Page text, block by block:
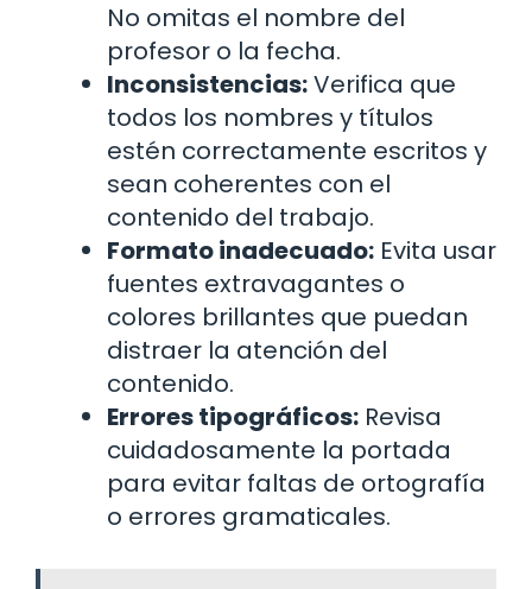
No omitas el nombre del
profesor o la fecha.
Inconsistencias:Verifica que
todos los nombres y títulos
estén correctamente escritos y
sean coherentes con el
contenido del trabajo.
Formato inadecuado: Evita usar
fuentes extravagantes o
colores brillantes que puedan
distraer la atención del
contenido.
Errores tipográficos: Revisa
cuidadosamente la portada
para evitar faltas de ortografía
o errores gramaticales.